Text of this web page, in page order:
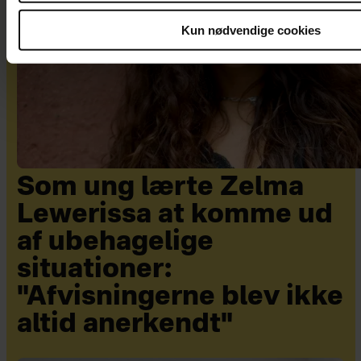
Kun nødvendige cookies
Som ung lærte Zelma
Lewerissa at komme ud
af ubehagelige
situationer:
"Afvisningerne blev ikke
altid anerkendt"